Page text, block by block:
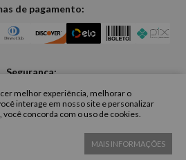
de pagamento:
Segurança:
DE ROUPAS UNIPESSOAL LIMITADA - Rua
Anália Franco - São Paulo | CNPJ:
2023, TODOS OS DIREITOS RESERVADOS.
melhor experiência, melhorar o
interage em nosso site e personalizar
concorda com o uso de cookies.
MAIS INFORMAÇÕES